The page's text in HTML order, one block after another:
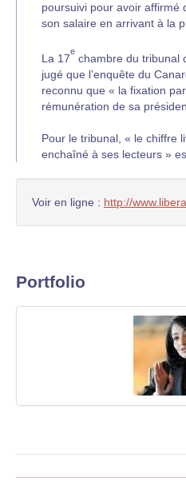
poursuivi pour avoir affirmé
son salaire en arrivant à la
La 17
e
chambre du tribunal
jugé que l’enquête du
reconnu que « la fixation
rémunération de sa
Pour le tribunal, « le chiffre
enchaîné à ses lecteurs »
Voir en ligne : http://
Portfolio